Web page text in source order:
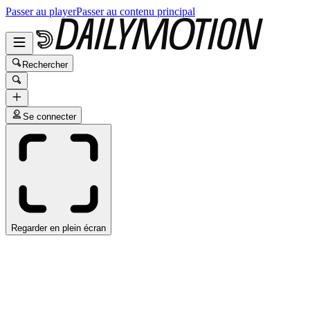
Passer au playerPasser au contenu principal
Rechercher
Se connecter
Regarder en plein écran